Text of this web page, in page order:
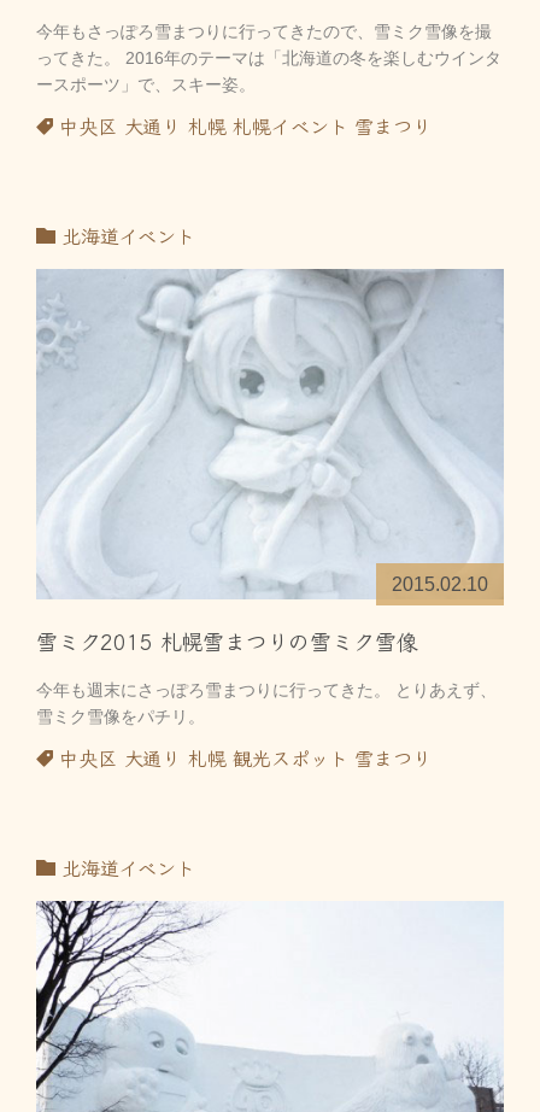
今年もさっぽろ雪まつりに行ってきたので、雪ミク雪像を撮
ってきた。 2016年のテーマは「北海道の冬を楽しむウインタ
ースポーツ」で、スキー姿。
中央区 大通り 札幌 札幌イベント 雪まつり
北海道イベント
2015.02.10
雪ミク2015 札幌雪まつりの雪ミク雪像
今年も週末にさっぽろ雪まつりに行ってきた。 とりあえず、
雪ミク雪像をパチリ。
中央区 大通り 札幌 観光スポット 雪まつり
北海道イベント